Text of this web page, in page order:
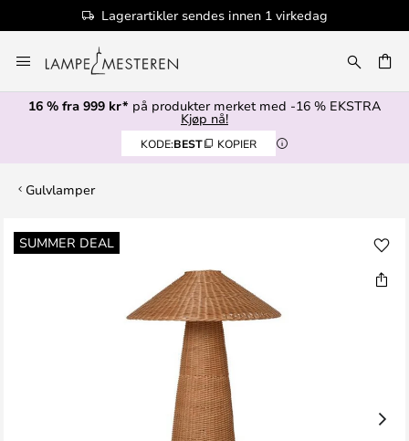
Lagerartikler sendes innen 1 virkedag
til
innhold
16 % fra 999 kr* på produkter merket med -16 % EKSTRA
Kjøp nå!
KODE:BEST KOPIER
Gulvlamper
SUMMER DEAL
Gå
til